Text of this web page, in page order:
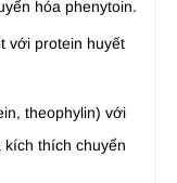
hóa phenytoin.
với protein huyết
theophylin) với
kích thích chuyển